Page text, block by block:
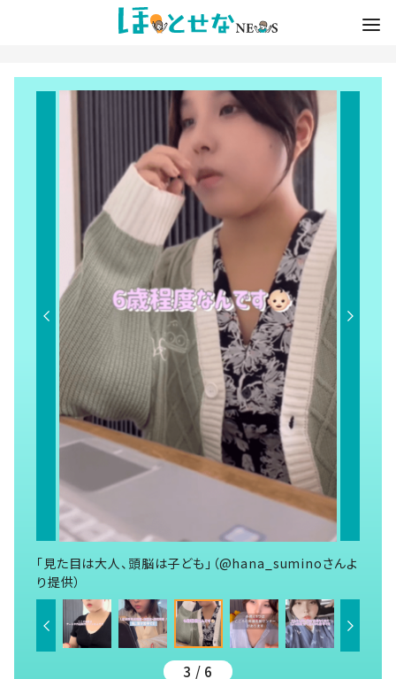
「見た目は大人、頭脳は子ども」（@hana_suminoさんよ
り提供）
3 / 6